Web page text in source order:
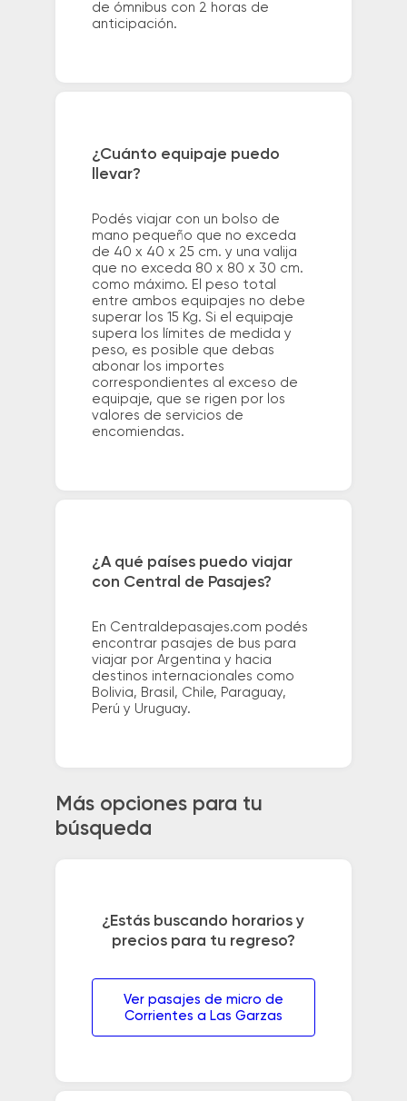
de ómnibus con 2 horas de
anticipación.
¿Cuánto equipaje puedo
llevar?
Podés viajar con un bolso de
mano pequeño que no exceda
de 40 x 40 x 25 cm. y una valija
que no exceda 80 x 80 x 30 cm.
como máximo. El peso total
entre ambos equipajes no debe
superar los 15 Kg. Si el equipaje
supera los límites de medida y
peso, es posible que debas
abonar los importes
correspondientes al exceso de
equipaje, que se rigen por los
valores de servicios de
encomiendas.
¿A qué países puedo viajar
con Central de Pasajes?
En Centraldepasajes.com podés
encontrar pasajes de bus para
viajar por Argentina y hacia
destinos internacionales como
Bolivia, Brasil, Chile, Paraguay,
Perú y Uruguay.
Más opciones para tu
búsqueda
¿Estás buscando horarios y
precios para tu regreso?
Ver pasajes de micro de
Corrientes a Las Garzas